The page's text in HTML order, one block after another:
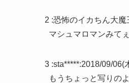
2 :恐怖のイカちん大魔
マシュマロマンみて
3 :sta*****:2018/09/06(
もうちょっと写りの